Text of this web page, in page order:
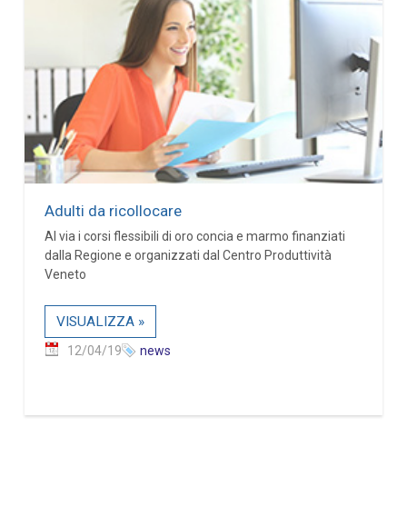
Adulti da ricollocare
Al via i corsi flessibili di oro concia e marmo finanziati
dalla Regione e organizzati dal Centro Produttività
Veneto
VISUALIZZA »
12/04/19 news